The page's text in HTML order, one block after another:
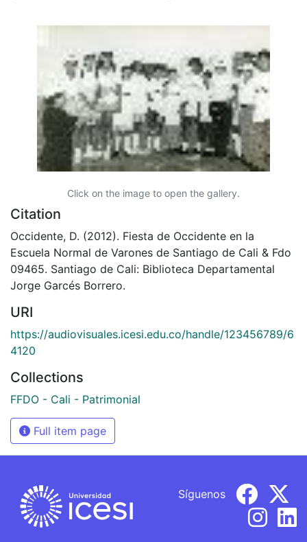
Click on the image to open the gallery.
Citation
Occidente, D. (2012). Fiesta de Occidente en la
Escuela Normal de Varones de Santiago de Cali & Fdo
09465. Santiago de Cali: Biblioteca Departamental
Jorge Garcés Borrero.
URI
https://audiovisuales.icesi.edu.co/handle/123456789/6
4120
Collections
FFDO - Cali - Patrimonial
Full item page
Síguenos